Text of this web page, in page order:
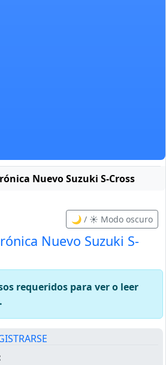
Nuevo Suzuki S-Cross
🌙 / ☀️ Modo oscuro
Nuevo Suzuki S-
requeridos para ver o leer